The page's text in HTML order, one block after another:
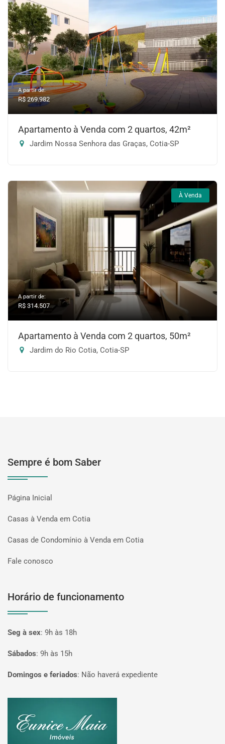
A partir de:
R$ 269.982
Apartamento à Venda com 2 quartos, 42m²
Jardim Nossa Senhora das Graças, Cotia-SP
À Venda
A partir de:
R$ 314.507
Apartamento à Venda com 2 quartos, 50m²
Jardim do Rio Cotia, Cotia-SP
Sempre é bom Saber
Página Inicial
Casas à Venda em Cotia
Casas de Condomínio à Venda em Cotia
Fale conosco
Horário de funcionamento
Seg à sex: 9h às 18h
Sábados: 9h às 15h
Domingos e feriados: Não haverá expediente